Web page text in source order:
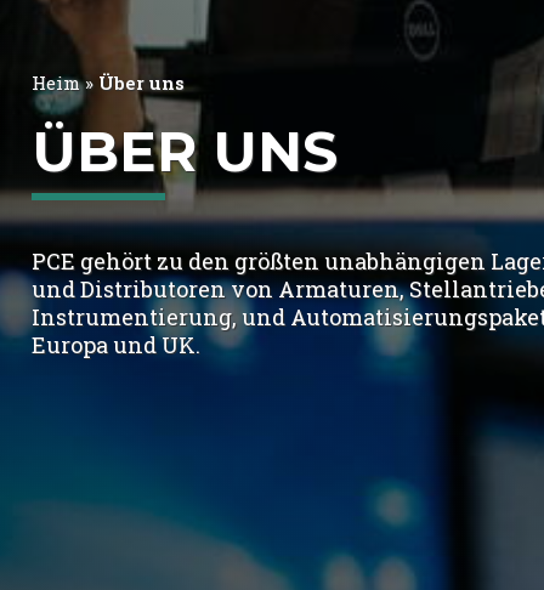
Heim» Über uns
ÜBER UNS
PCE gehört zu den größten unabhängigen
und Distributoren von Armaturen,
Instrumentierung, und
Europa und UK.